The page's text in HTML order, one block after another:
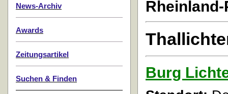
News-Archiv
Awards
Zeitungsartikel
Suchen & Finden
Rheinland-
Burg